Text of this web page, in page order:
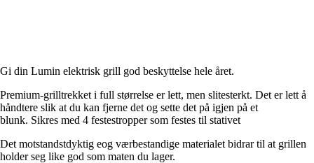
Gi din Lumin elektrisk grill god beskyttelse hele året.
Premium-grilltrekket i full størrelse er lett, men slitesterkt. Det er lett å
håndtere slik at du kan fjerne det og sette det på igjen på et
blunk. Sikres med 4 festestropper som festes til stativet
Det motstandstdyktig eog værbestandige materialet bidrar til at grillen
holder seg like god som maten du lager.